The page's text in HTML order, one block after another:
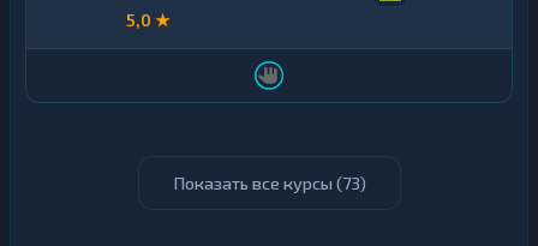
5,0 ★
Показать все курсы (73)